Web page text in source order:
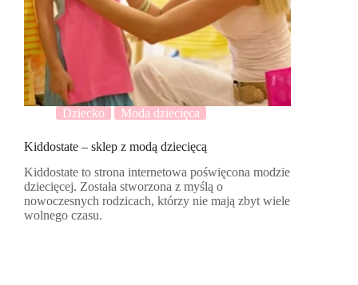
Dziecko Moda dziecięca
Kiddostate – sklep z modą dziecięcą
Kiddostate to strona internetowa poświęcona modzie
dziecięcej. Została stworzona z myślą o
nowoczesnych rodzicach, którzy nie mają zbyt wiele
wolnego czasu.